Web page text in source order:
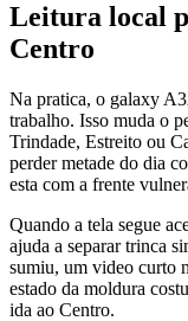
Leitura local
Centro
Na pratica, o galaxy
trabalho. Isso muda o
Trindade, Estreito ou
perder metade do dia
esta com a frente
Quando a tela segue
ajuda a separar trinca
sumiu, um video curto
estado da moldura
ida ao Centro.